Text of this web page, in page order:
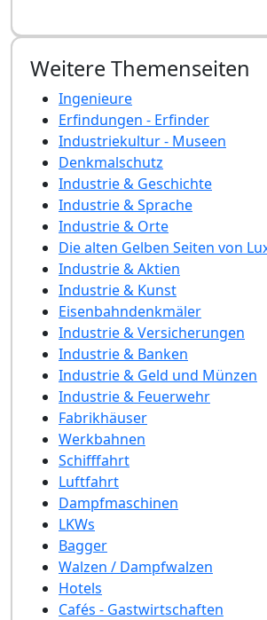
Weitere Themenseiten
Ingenieure
Erfindungen - Erfinder
Industriekultur - Museen
Denkmalschutz
Industrie & Geschichte
Industrie & Sprache
Industrie & Orte
Die alten Gelben Seiten von
Industrie & Aktien
Industrie & Kunst
Eisenbahndenkmäler
Industrie & Versicherungen
Industrie & Banken
Industrie & Geld und Münzen
Industrie & Feuerwehr
Fabrikhäuser
Werkbahnen
Schifffahrt
Luftfahrt
Dampfmaschinen
LKWs
Bagger
Walzen / Dampfwalzen
Hotels
Cafés - Gastwirtschaften